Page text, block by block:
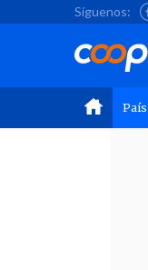
Síguenos:
País